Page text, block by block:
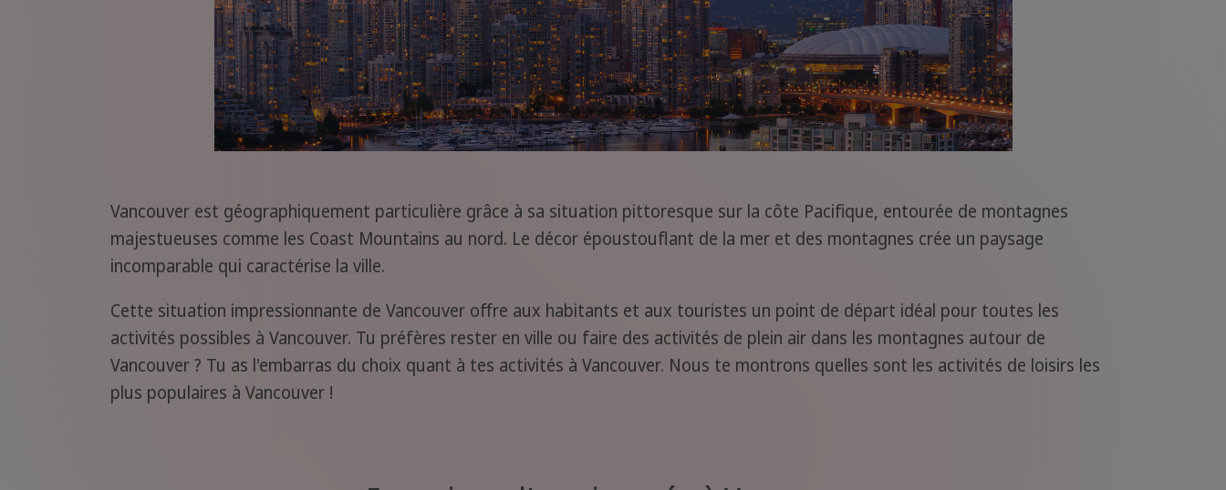
Vancouver est géographiquement particulière grâce à sa situation pittoresque sur la côte Pacifique, entourée de montagnes
majestueuses comme les Coast Mountains au nord. Le décor époustouflant de la mer et des montagnes crée un paysage
incomparable qui caractérise la ville.
Cette situation impressionnante de Vancouver offre aux habitants et aux touristes un point de départ idéal pour toutes les
activités possibles à Vancouver. Tu préfères rester en ville ou faire des activités de plein air dans les montagnes autour de
Vancouver ? Tu as l'embarras du choix quant à tes activités à Vancouver. Nous te montrons quelles sont les activités de loisirs les
plus populaires à Vancouver !